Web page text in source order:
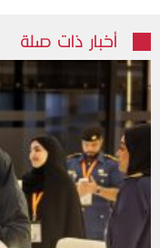
أخبار ذات صلة